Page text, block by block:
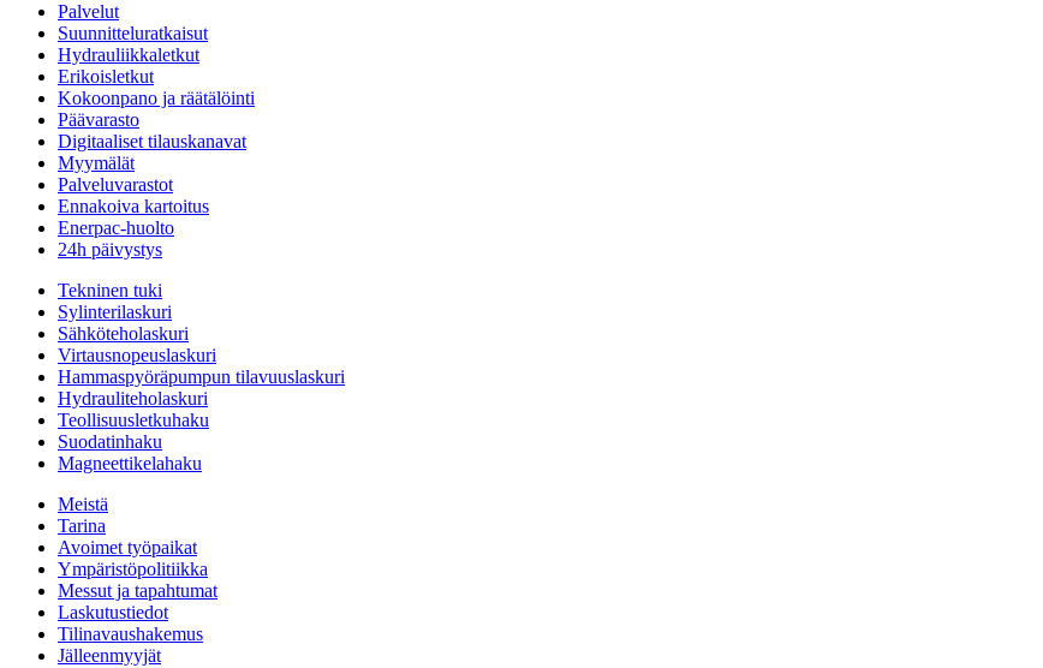
Palvelut
Suunnitteluratkaisut
Hydrauliikkaletkut
Erikoisletkut
Kokoonpano ja räätälöinti
Päävarasto
Digitaaliset tilauskanavat
Myymälät
Palveluvarastot
Ennakoiva kartoitus
Enerpac-huolto
24h päivystys
Tekninen tuki
Sylinterilaskuri
Sähköteholaskuri
Virtausnopeuslaskuri
Hammaspyöräpumpun tilavuuslaskuri
Hydrauliteholaskuri
Teollisuusletkuhaku
Suodatinhaku
Magneettikelahaku
Meistä
Tarina
Avoimet työpaikat
Ympäristöpolitiikka
Messut ja tapahtumat
Laskutustiedot
Tilinavaushakemus
Jälleenmyyjät